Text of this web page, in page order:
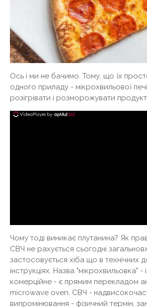
Ось і ми не бачимо. Тому, що їх
одного приладу - мікрохвильової
розігрівати і розморожувати
Чому тоді виникає плутанина? Як
СВЧ не рахується сьогодні
застосовується хіба що в технічних
інструкціях. Назва "мікрохвильовка" -
комерційне - є прямим перекладом
microwave oven. СВЧ -
випромінювання - фізичний термін,